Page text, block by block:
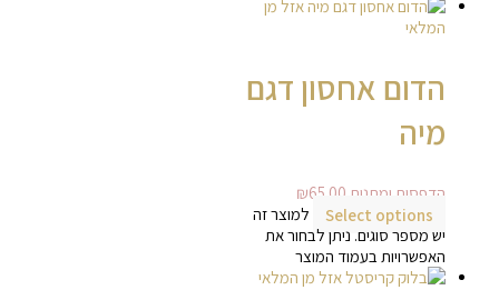
אזל מן
המלאי
הדום אחסון דגם
מיה
הדפסות ומתנות ₪65.00
Select options
למוצר זה
יש מספר סוגים. ניתן לבחור את
האפשרויות בעמוד המוצר
אזל מן המלאי